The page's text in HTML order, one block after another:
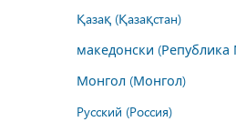
Қазақ (Қазақстан)
македонски (Република
Монгол (Монгол)
Русский (Россия)